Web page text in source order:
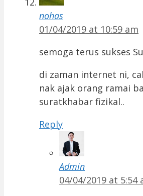
nohas
01/04/2019 at 10:59 am
semoga terus sukses
di zaman internet ni,
nak ajak orang ramai
suratkhabar fizikal..
Reply
Admin
04/04/2019 at 5:54